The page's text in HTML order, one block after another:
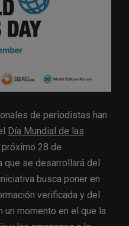
de periodistas han
Día Mundial de las
28 de
que se desarrollará del
busca poner en
verificada y del
un momento en el que la